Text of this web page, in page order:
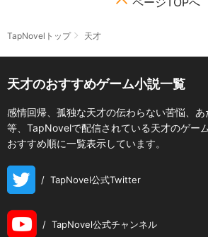
TapNovelトップ 天才
天才のおすすめゲーム小説一覧
感情回帰、孤独な天才の伝わらない苦悩、あ
等、TapNovelで配信されている天才のゲー
おすすめ順に一覧表示しています。
/ TapNovel公式Twitter
/ TapNovel公式チャンネル